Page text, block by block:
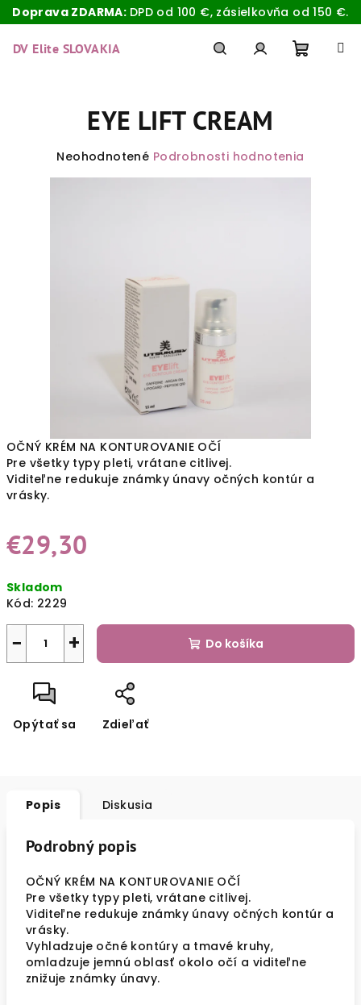
Doprava ZDARMA: DPD od 100 €, zásielkovňa od 150 €.
naDV Elite SLOVAKIA
OČNÝ KRÉM NA KONTUROVANIE OČÍ
Pre všetky typy pleti, vrátane citlivej.
Viditeľne redukuje známky únavy očných kontúr a
vrásky.
€29,30
cena:
Skladom
Kód: 2229
+
− Do košíka
Opýtať sa Zdieľať
EYE LIFT CREAM
Priemerné
Neohodnotené Podrobnosti hodnotenia
Popis Diskusia
Podrobný popis
OČNÝ KRÉM NA KONTUROVANIE OČÍ
Pre všetky typy pleti, vrátane citlivej.
Viditeľne redukuje známky únavy očných kontúr a
vrásky.
Vyhladzuje očné kontúry a tmavé kruhy,
omladzuje jemnú oblasť okolo očí a viditeľne
znižuje známky únavy.